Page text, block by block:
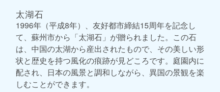
太湖石
1996年（平成8年）、友好都市締結15周年を記念し
て、蘇州市から「太湖石」が贈られました。この石
は、中国の太湖から産出されたもので、その美しい形
状と歴史を持つ風化の痕跡が見どころです。庭園内に
配され、日本の風景と調和しながら、異国の景観を楽
しむことができます。